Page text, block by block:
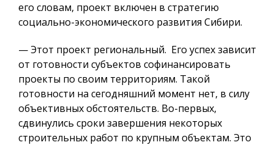
его словам, проект включен в стратегию
социально-экономического развития Сибири.
— Этот проект региональный. Его успех зависит
от готовности субъектов софинансировать
проекты по своим территориям. Такой
готовности на сегодняшний момент нет, в силу
объективных обстоятельств. Во-первых,
сдвинулись сроки завершения некоторых
строительных работ по крупным объектам. Это